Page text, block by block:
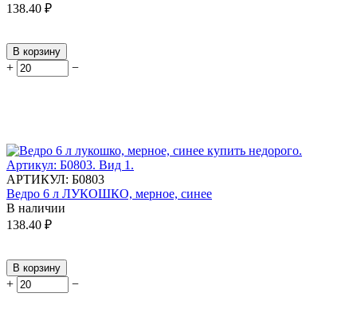
138.40 ₽
В корзину
+ −
АРТИКУЛ: Б0803
Ведро 6 л ЛУКОШКО, мерное, синее
В наличии
138.40 ₽
В корзину
+ −